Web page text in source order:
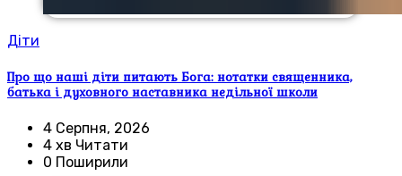
Діти
Про що наші діти питають Бога: нотатки священника,
батька і духовного наставника недільної школи
4 Серпня, 2026
4 хв Читати
0 Поширили